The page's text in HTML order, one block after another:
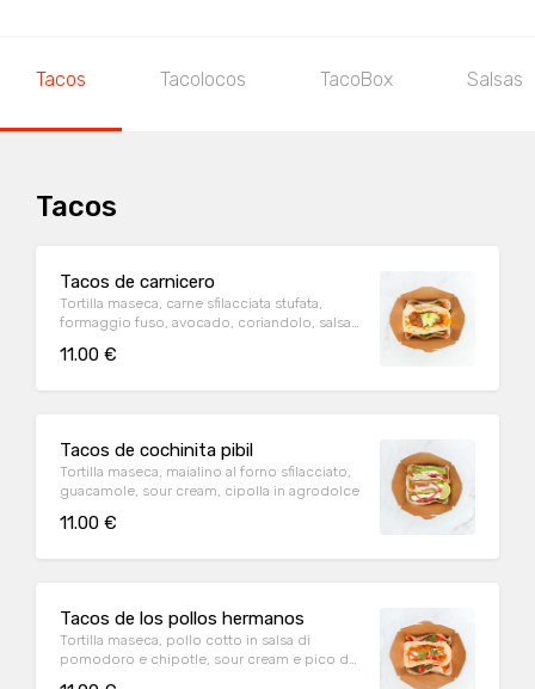
Tacos Tacolocos TacoBox Salsas
Tacos
Tacos de carnicero
Tortilla maseca, carne sfilacciata stufata,
formaggio fuso, avocado, coriandolo, salsa
11.00 €
Tacos de cochinita pibil
Tortilla maseca, maialino al forno sfilacciato,
guacamole, sour cream, cipolla in agrodolce
11.00 €
Tacos de los pollos hermanos
Tortilla maseca, pollo cotto in salsa di
pomodoro e chipotle, sour cream e pico de